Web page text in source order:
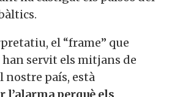
que tant ha castigat els
països bàltics.
el “frame” que
han servit els mitjans de
nostre país, està